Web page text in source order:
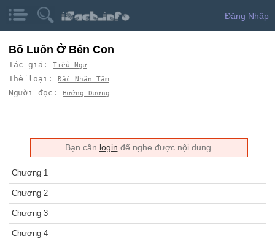
Đăng Nhập
Bố Luôn Ở Bên Con
Tác giả: Tiểu Ngư
Thể loại: Đắc Nhân Tâm
Người đọc: Hướng Dương
Bạn cần login để nghe được nội dung.
Chương 1
Chương 2
Chương 3
Chương 4